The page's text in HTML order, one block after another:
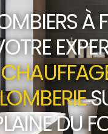
À
DU